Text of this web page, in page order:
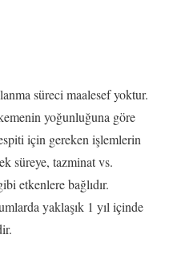
süreci maalesef yoktur.
yoğunluğuna göre
için gereken işlemlerin
süreye, tazminat vs.
etkenlere bağlıdır.
yaklaşık 1 yıl içinde